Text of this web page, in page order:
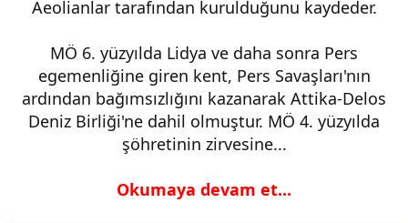
Aeolianlar tarafından kurulduğunu kaydeder.
MÖ 6. yüzyılda Lidya ve daha sonra Pers
egemenliğine giren kent, Pers Savaşları'nın
ardından bağımsızlığını kazanarak Attika-Delos
Deniz Birliği'ne dahil olmuştur. MÖ 4. yüzyılda
şöhretinin zirvesine...
Okumaya devam et...